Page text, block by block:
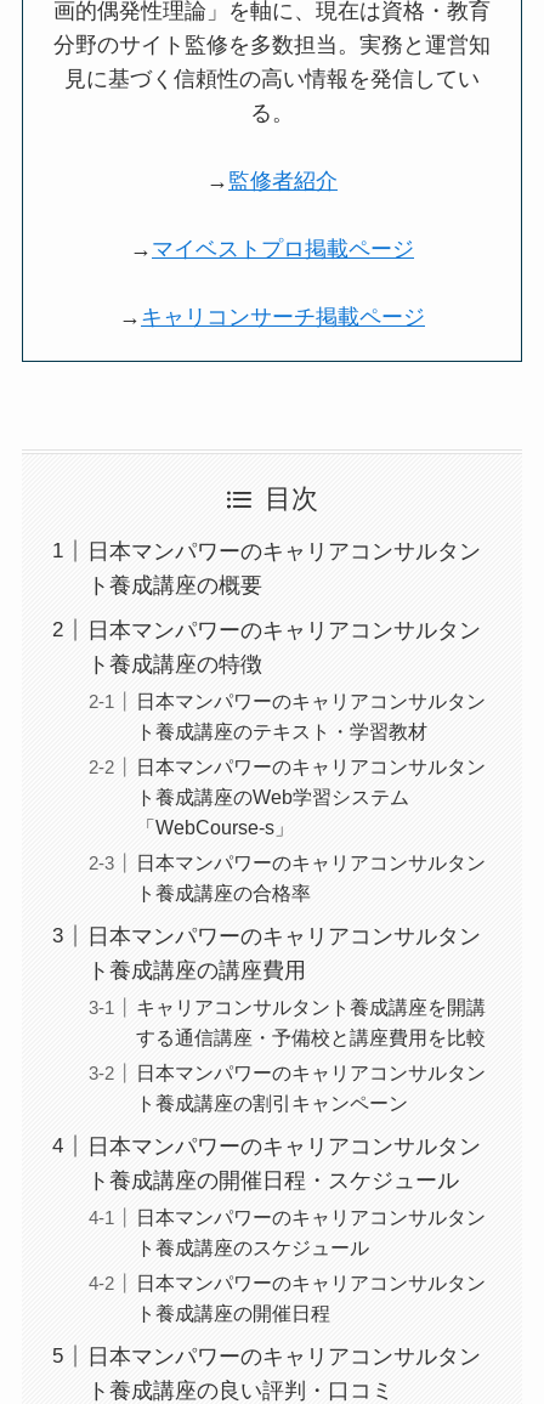
画的偶発性理論」を軸に、現在は資格・教育
分野のサイト監修を多数担当。実務と運営知
見に基づく信頼性の高い情報を発信してい
る。
→ 監修者紹介
→ マイベストプロ掲載ページ
→ キャリコンサーチ掲載ページ
目次
日本マンパワーのキャリアコンサルタン
ト養成講座の概要
日本マンパワーのキャリアコンサルタン
ト養成講座の特徴
日本マンパワーのキャリアコンサルタン
ト養成講座のテキスト・学習教材
日本マンパワーのキャリアコンサルタン
ト養成講座のWeb学習システム
「WebCourse-s」
日本マンパワーのキャリアコンサルタン
ト養成講座の合格率
日本マンパワーのキャリアコンサルタン
ト養成講座の講座費用
キャリアコンサルタント養成講座を開講
する通信講座・予備校と講座費用を比較
日本マンパワーのキャリアコンサルタン
ト養成講座の割引キャンペーン
日本マンパワーのキャリアコンサルタン
ト養成講座の開催日程・スケジュール
日本マンパワーのキャリアコンサルタン
ト養成講座のスケジュール
日本マンパワーのキャリアコンサルタン
ト養成講座の開催日程
日本マンパワーのキャリアコンサルタン
ト養成講座の良い評判・口コミ